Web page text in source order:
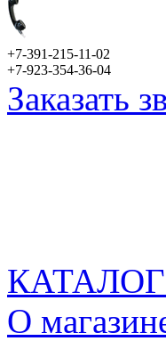
+7-391-215-11-02
+7-923-354-36-04
Заказать
О